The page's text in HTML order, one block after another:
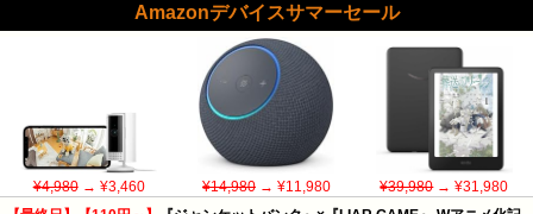
Amazonデバイスサマーセール
¥4,980→ ¥3,460 ¥14,980→ ¥11,980 ¥39,980→ ¥31,980